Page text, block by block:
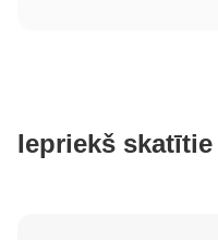
Iepriekš skatītie